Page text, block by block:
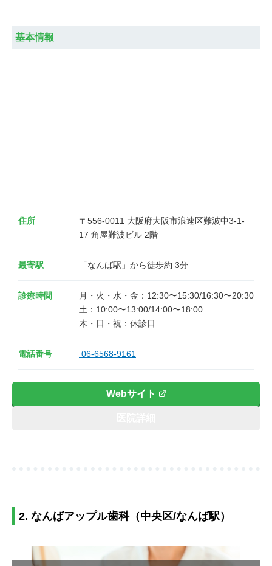
基本情報
住所
〒556-0011 大阪府大阪市浪速区難波中3-1-
17 角屋難波ビル 2階
最寄駅 「なんば駅」から徒歩約 3分
診療時間
月・火・水・金：12:30〜15:30/16:30〜20:30
土：10:00〜13:00/14:00〜18:00
木・日・祝：休診日
電話番号 06-6568-9161
Webサイト
2. なんばアップル歯科（中央区/なんば駅）